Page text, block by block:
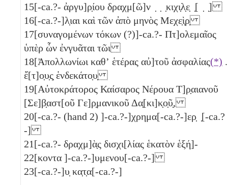
15[-ca.?- ἀργυ]ρ̣ίου δραχμ[ῶ]ν ̣ ̣ ̣κιχι̣λ̣ε̣ ̣[ ̣ ̣]
16[-ca.?-]λ̣ιαι καὶ τῶν ἀπὸ μηνὸς Μεχε̣ὶ̣ρ̣
17[συναγομένων τόκων (?)]-ca.?- Πτ]ολεμαῖος
ὑπὲρ ὧν ἐνγυᾶται τῶι
18[Ἀπολλωνίωι καθʼ ἑτέρας αὐ]τοῦ ἀσφαλίας(*) .
ἔ[τ]ο̣υ̣ς̣ ἑνδεκάτο̣υ̣
19[Αὐτοκράτορος Καίσαρος Νέρουα Τ]ρ̣αιανοῦ
[Σε]β̣αστ[οῦ Γε]ρ̣μανικοῦ Δα̣[κι]κ̣ο̣ῦ̣,
20[-ca.?- (hand 2) ]-ca.?-]χρημα[-ca.?-]ερ̣ ̣[-ca.?
-]
21[-ca.?- δραχμ]ὰ̣ς δισχι[λίας ἑκατὸν ἑξή]-
22[κοντα ]-ca.?-]υμενου[-ca.?-]
23[-ca.?-]υ̣ κα̣τ̣α[-ca.?-]